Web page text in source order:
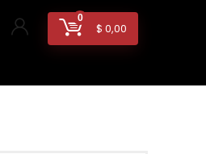
0
$ 0,00